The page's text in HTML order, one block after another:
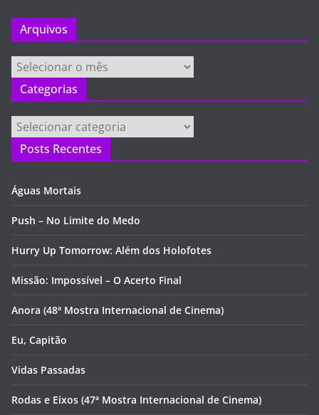
Arquivos
Arquivos
Categorias
Categorias
Posts Recentes
Águas Mortais
Push – No Limite do Medo
Hurry Up Tomorrow: Além dos Holofotes
Missão: Impossível – O Acerto Final
Anora (48ª Mostra Internacional de Cinema)
Eu, Capitão
Vidas Passadas
Rodas e Eixos (47ª Mostra Internacional de Cinema)